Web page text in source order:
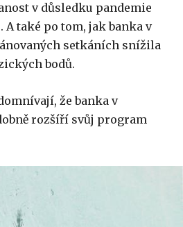
v důsledku pandemie
také po tom, jak banka v
setkáních snížila
bodů.
že banka v
rozšíří svůj program